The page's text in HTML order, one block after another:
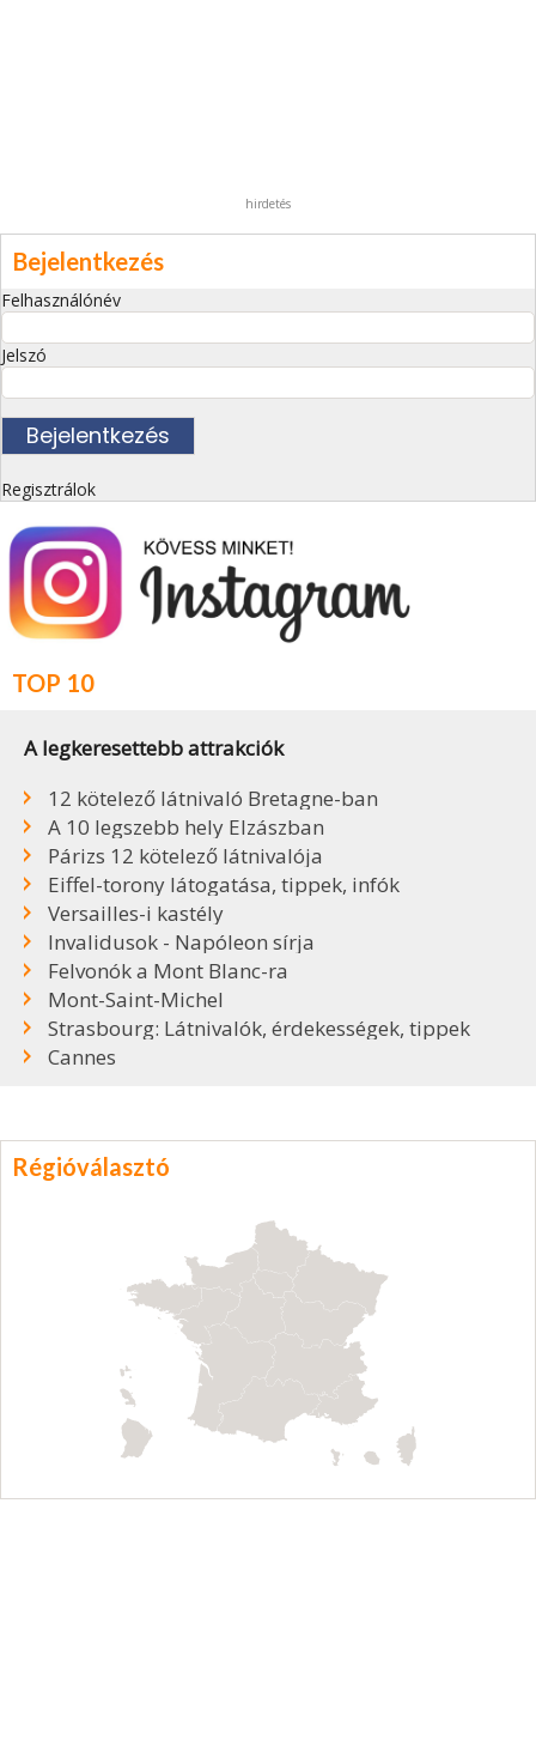
hirdetés
Bejelentkezés
Felhasználónév
Jelszó
Regisztrálok
TOP 10
A legkeresettebb attrakciók
12 kötelező látnivaló Bretagne-ban
A 10 legszebb hely Elzászban
Párizs 12 kötelező látnivalója
Eiffel-torony látogatása, tippek, infók
Versailles-i kastély
Invalidusok - Napóleon sírja
Felvonók a Mont Blanc-ra
Mont-Saint-Michel
Strasbourg: Látnivalók, érdekességek, tippek
Cannes
Régióválasztó